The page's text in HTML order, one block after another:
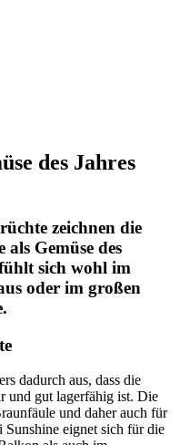
des Jahres
zeichnen die
Gemüse des
sich wohl im
oder im großen
dadurch aus, dass die
und gut lagerfähig ist. Die
und daher auch für
Sunshine eignet sich für die